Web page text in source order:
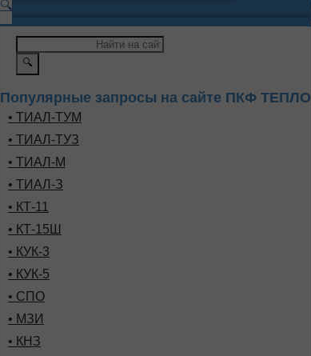
🔍
🔍
Популярные запросы на сайте ПКФ ТЕПЛО
• ТИАЛ-ТУМ
• ТИАЛ-ТУЗ
• ТИАЛ-М
• ТИАЛ-З
• КТ-11
• КТ-15Ш
• КУК-3
• КУК-5
• СПО
• МЗИ
• КНЗ